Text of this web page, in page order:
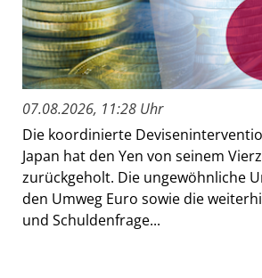
07.08.2026, 11:28 Uhr
Die koordinierte
Japan hat den Yen von seinem
zurückgeholt. Die ungewöhnliche
den Umweg Euro sowie die
und Schuldenfrage...